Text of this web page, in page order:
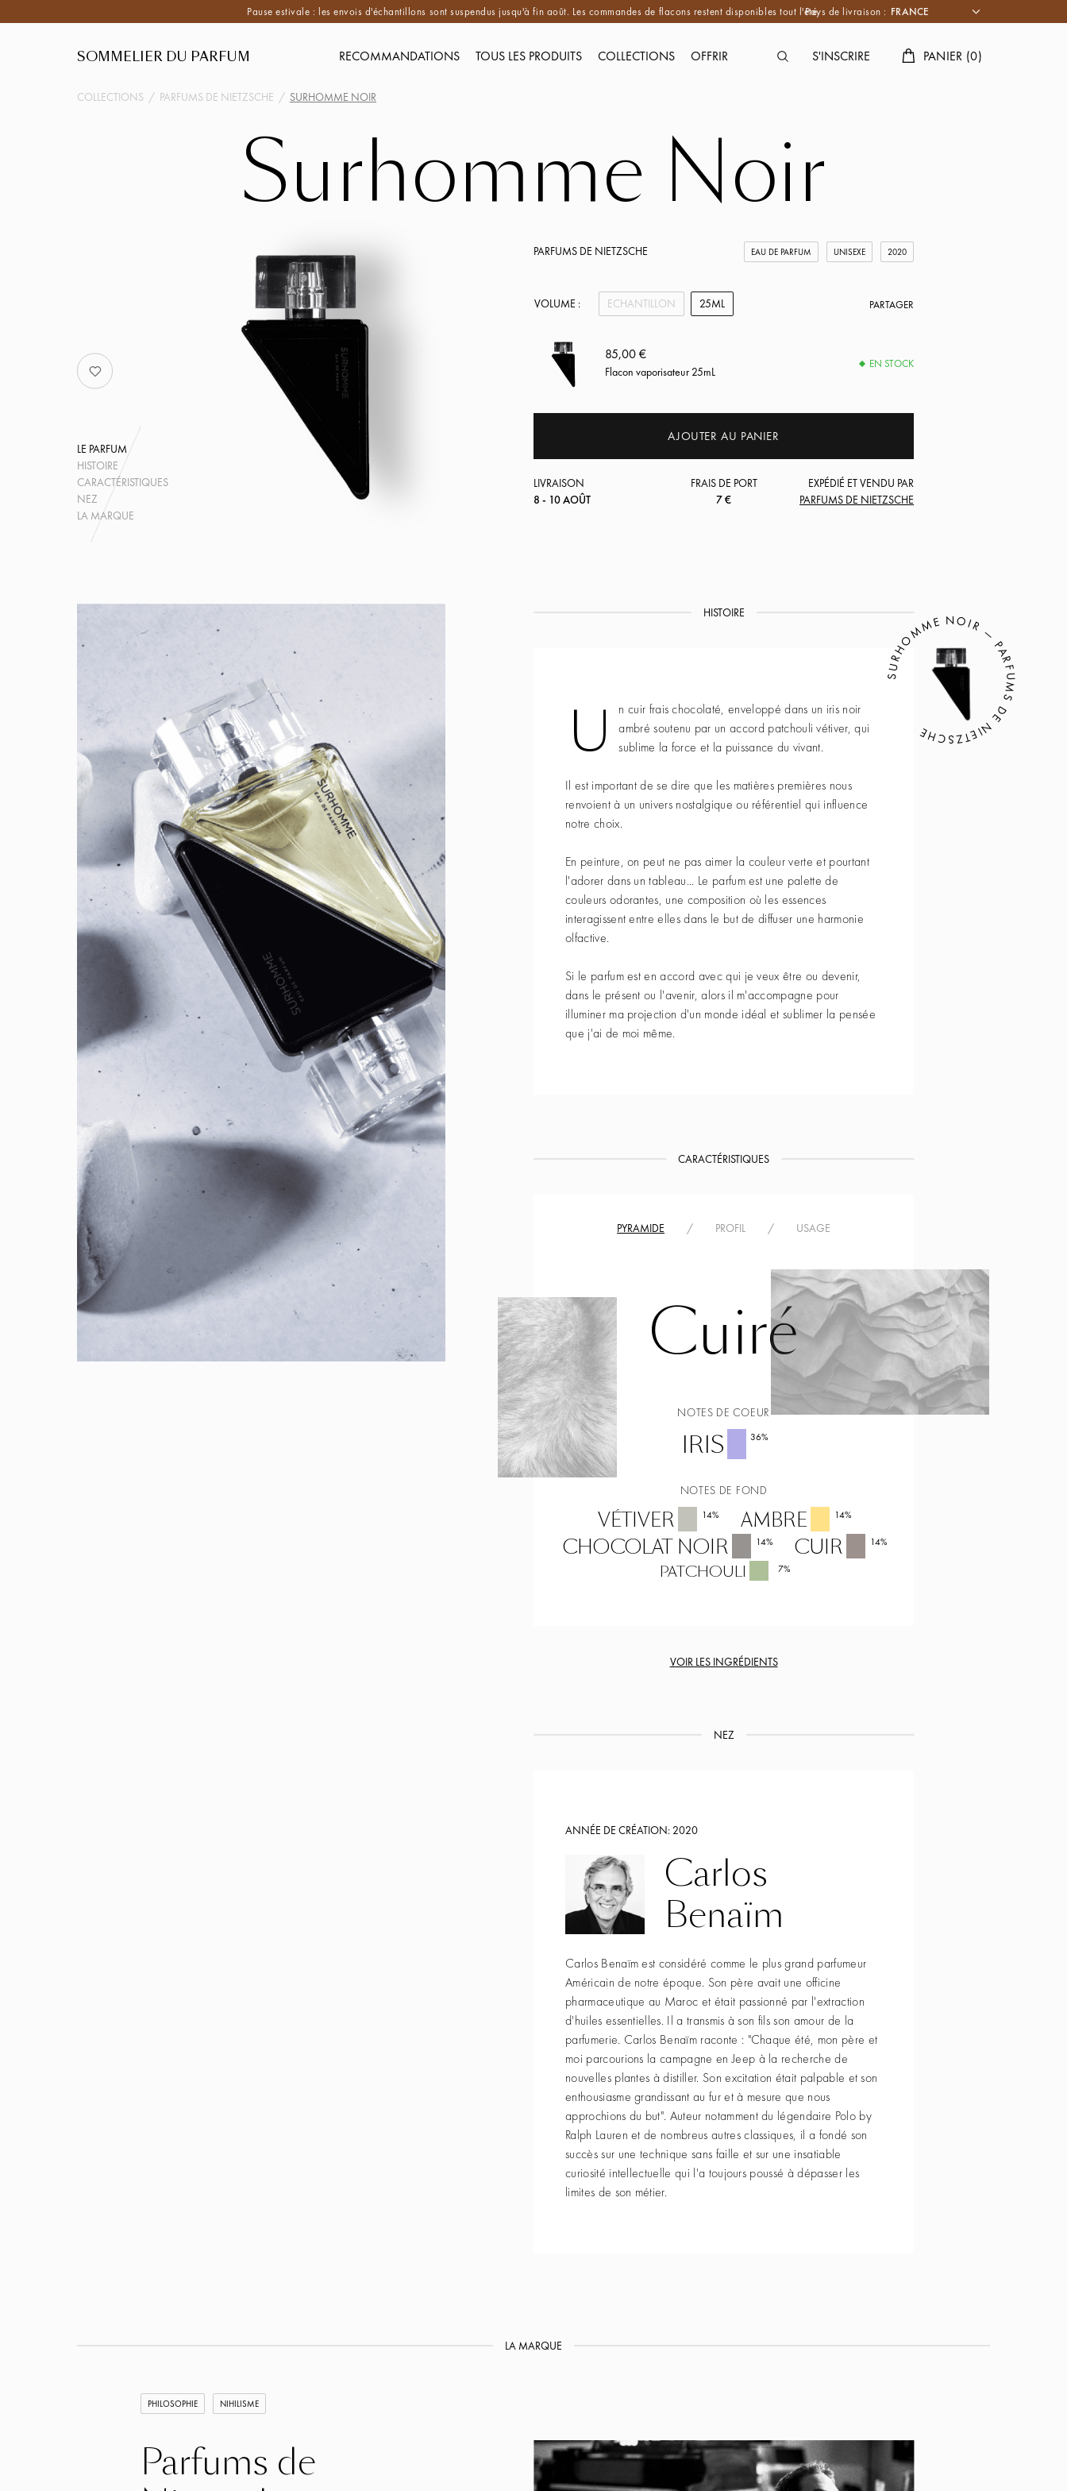
Pause estivale : les envois d'échantillons sont suspendus jusqu'à fin août. Les commandes de flacons restent disponibles tout l'été.Pays de livraison :
SOMMELIER DU PARFUM RECOMMANDATIONS TOUS LES PRODUITS COLLECTIONS OFFRIR S'INSCRIRE PANIER (0)
COLLECTIONS / PARFUMS DE NIETZSCHE / SURHOMME NOIR
Surhomme Noir
LE PARFUM
HISTOIRE
CARACTÉRISTIQUES
NEZ
LA MARQUE
PARFUMS DE NIETZSCHE EAU DE PARFUM UNISEXE 2020
VOLUME : ECHANTILLON 25ML PARTAGER
85,00 €
Flacon vaporisateur 25mL
EN STOCK
AJOUTER AU PANIER
LIVRAISON
8 - 10 AOÛT
FRAIS DE PORT
7 €
EXPÉDIÉ ET VENDU PAR
PARFUMS DE NIETZSCHE
HISTOIRE
U
n cuir frais chocolaté, enveloppé dans un iris noir
ambré soutenu par un accord patchouli vétiver, qui
sublime la force et la puissance du vivant.
Il est important de se dire que les matières premières nous
renvoient à un univers nostalgique ou référentiel qui influence
notre choix.
En peinture, on peut ne pas aimer la couleur verte et pourtant
l'adorer dans un tableau... Le parfum est une palette de
couleurs odorantes, une composition où les essences
interagissent entre elles dans le but de diffuser une harmonie
olfactive.
Si le parfum est en accord avec qui je veux être ou devenir,
dans le présent ou l'avenir, alors il m'accompagne pour
illuminer ma projection d'un monde idéal et sublimer la pensée
que j'ai de moi même.
SURHOMME NOIR — PARFUMS DE NIETZSCHE
CARACTÉRISTIQUES
PYRAMIDE / PROFIL / USAGE
Cuiré
NOTES DE COEUR
IRIS 36%
NOTES DE FOND
VÉTIVER 14% AMBRE 14%
CHOCOLAT NOIR 14% CUIR 14%
PATCHOULI 7%
VOIR LES INGRÉDIENTS
NEZ
ANNÉE DE CRÉATION: 2020
Carlos
Benaïm
Carlos Benaïm est considéré comme le plus grand parfumeur
Américain de notre époque. Son père avait une officine
pharmaceutique au Maroc et était passionné par l'extraction
d'huiles essentielles. Il a transmis à son fils son amour de la
parfumerie. Carlos Benaïm raconte : "Chaque été, mon père et
moi parcourions la campagne en Jeep à la recherche de
nouvelles plantes à distiller. Son excitation était palpable et son
enthousiasme grandissant au fur et à mesure que nous
approchions du but". Auteur notamment du légendaire Polo by
Ralph Lauren et de nombreus autres classiques, il a fondé son
succès sur une technique sans faille et sur une insatiable
curiosité intellectuelle qui l'a toujours poussé à dépasser les
limites de son métier.
LA MARQUE
PHILOSOPHIE NIHILISME
Parfums de